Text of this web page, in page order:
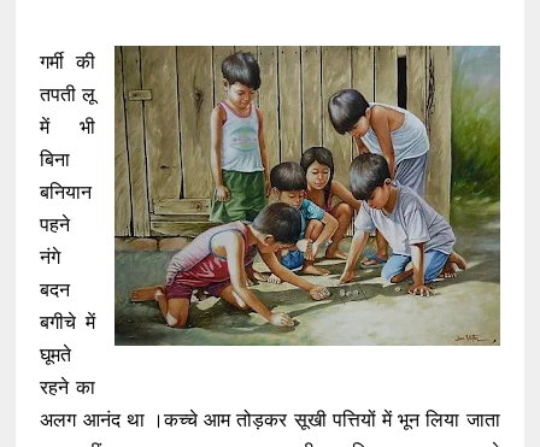
गर्मी की
तपती लू
में भी
बिना
बनियान
पहने
नंगे
बदन
बगीचे में
घूमते
रहने का
अलग आनंद था ।कच्चे आम तोड़कर सूखी पत्तियों में भून लिया जाता